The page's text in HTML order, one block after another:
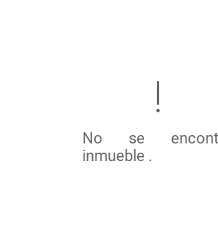
No se
inmueble .